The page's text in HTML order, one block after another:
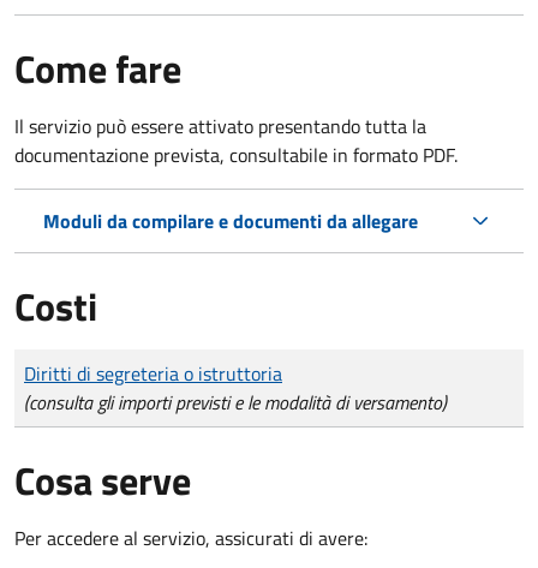
Come fare
Il servizio può essere attivato presentando tutta la
documentazione prevista, consultabile in formato PDF.
Moduli da compilare e documenti da allegare
Costi
Tipo di pagamento
Importo
Diritti di segreteria o istruttoria
(consulta gli importi previsti e le modalità di versamento)
Cosa serve
Per accedere al servizio, assicurati di avere: